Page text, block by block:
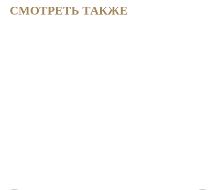
СМОТРЕТЬ ТАКЖЕ